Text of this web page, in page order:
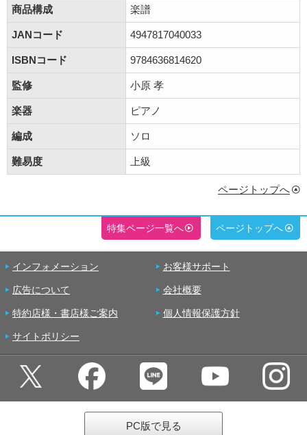
商品構成 楽譜
JANコード 4947817040033
ISBNコード 9784636814620
監修 小原 孝
楽器 ピアノ
編成 ソロ
難易度 上級
ページトップへ
特集ページ一覧へ ページトップへ
インフォメーション お客様サポート
広告について 会社概要
特約店様・書店様ご案内 個人情報保護方針
サイトポリシー
PC版で見る